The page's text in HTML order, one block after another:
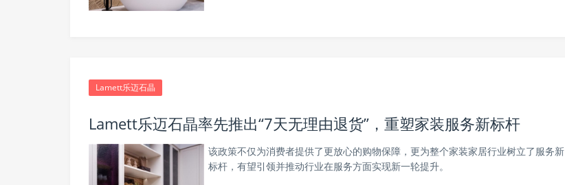
Lamett乐迈石晶
Lamett乐迈石晶率先推出“7天无理由退货”，重塑家装服务新标杆
该政策不仅为消费者提供了更放心的购物保障，更为整个家装家居行业树立了服务新
标杆，有望引领并推动行业在服务方面实现新一轮提升。